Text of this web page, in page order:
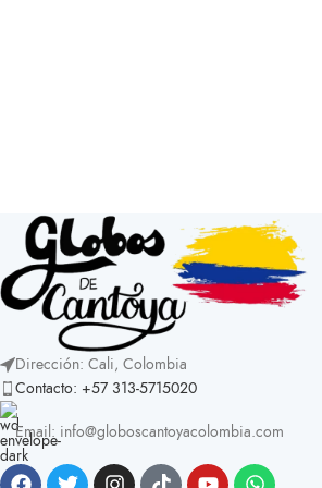
Dirección: Cali, Colombia
Contacto: +57 313-5715020
Email: info@globoscantoyacolombia.com